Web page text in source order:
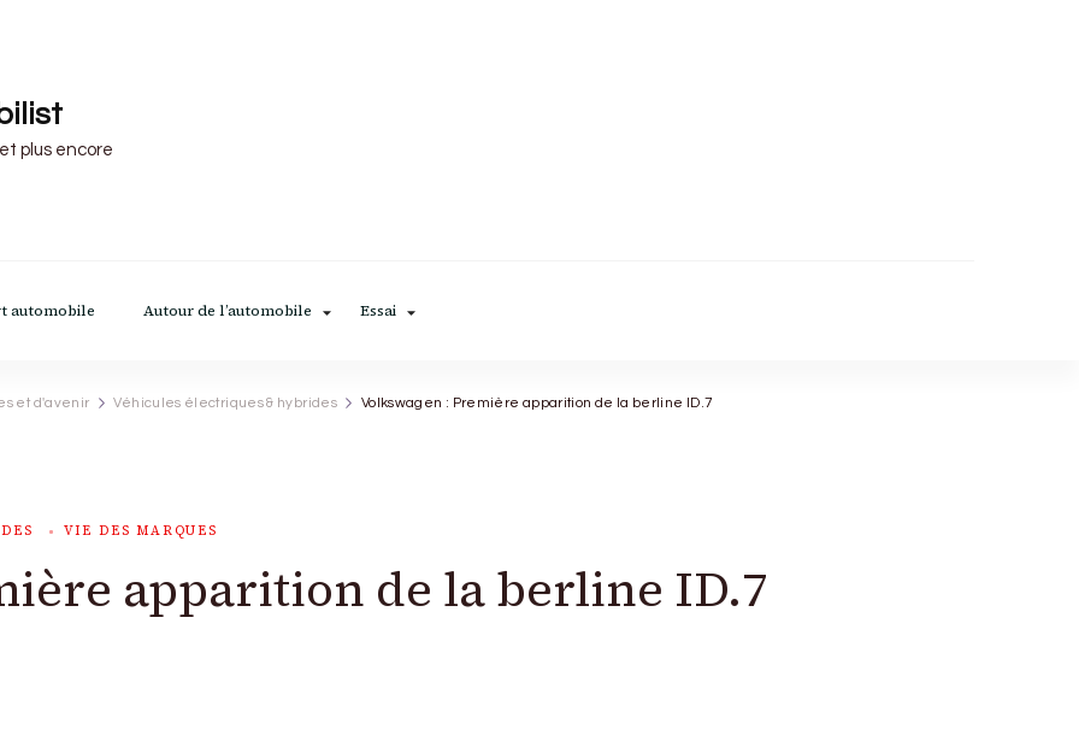
plus encore
automobile Autour de l’automobile Essai
et d'avenir Véhicules électriques & hybrides Volkswagen : Première apparition de la berline ID.7
VIE DES MARQUES
apparition de la berline ID.7